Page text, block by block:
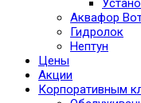
Аквафор
Гидролок
Нептун
Цены
Акции
Корпоративным